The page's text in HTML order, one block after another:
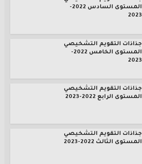
المستوى السادس 2022-
2023
جذاذات التقويم التشخيصي
المستوى الخامس 2022-
2023
جذاذات التقويم التشخيصي
المستوى الرابع 2022-2023
جذاذات التقويم التشخيصي
المستوى الثالث 2022-2023